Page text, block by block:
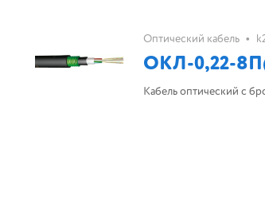
Оптический кабель •
ОКЛ-0,22-
Кабель оптический с